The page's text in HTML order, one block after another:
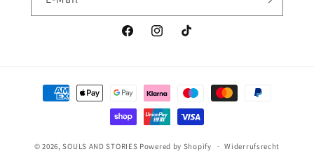
FacebookInstagramTikTok
Zahlungsmethoden
© 2026,SOULS AND STORIES Powered by Shopify Widerrufsrecht